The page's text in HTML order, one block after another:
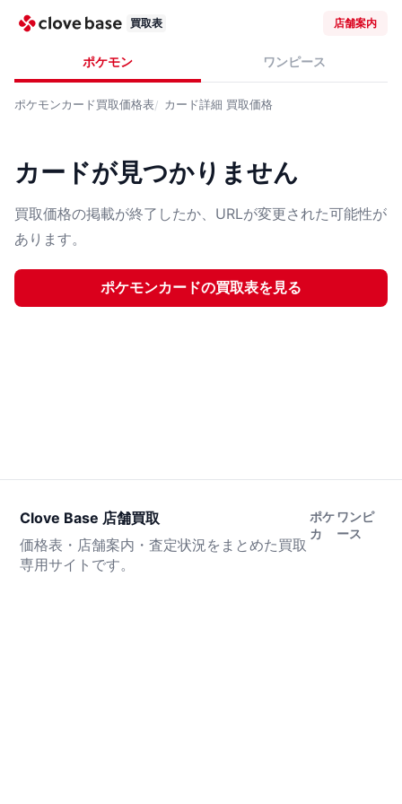
買取表 店舗案内
ポケモン ワンピース
ポケモンカード買取価格表 カード詳細 買取価格
カードが見つかりません
買取価格の掲載が終了したか、URLが変更された可能性が
あります。
ポケモンカードの買取表を見る
Clove Base 店舗買取
価格表・店舗案内・査定状況をまとめた買取
専用サイトです。
ポケ
カ
ワンピ
ース